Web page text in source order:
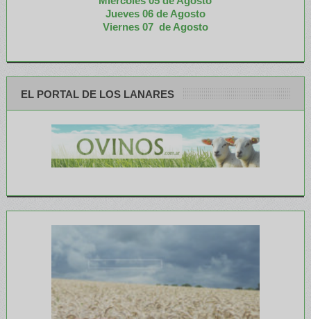
Jueves 06 de Agosto
Viernes 07 de Agosto
EL PORTAL DE LOS LANARES